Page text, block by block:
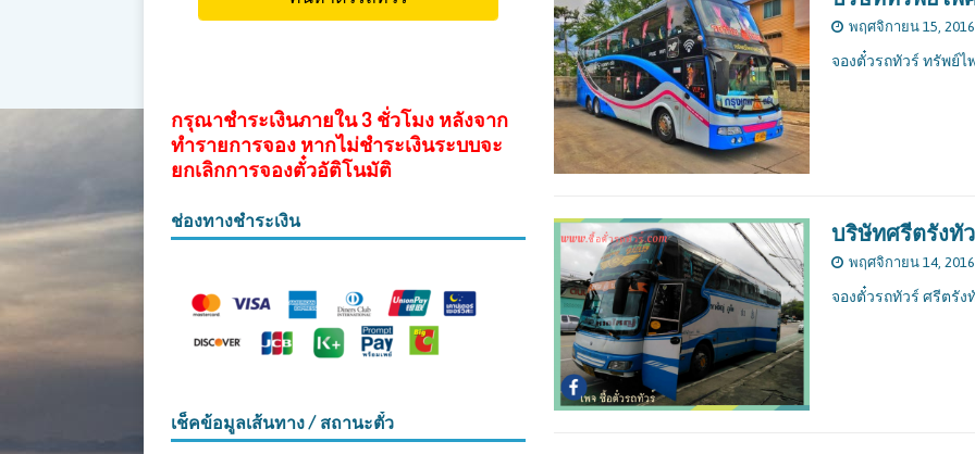
พฤศจิกายน 15, 2016
จองตั๋วรถทัวร์ ทรัพย์ไ
บริษัทศรีตรังทั
พฤศจิกายน 14, 2016
จองตั๋วรถทัวร์ ศรีตรัง
กรุณาชำระเงินภายใน 3 ชั่วโมง หลังจาก
ทำรายการจอง หากไม่ชำระเงินระบบจะ
ยกเลิกการจองตั๋วอัติโนมัติ
ช่องทางชำระเงิน
เช็คข้อมูลเส้นทาง / สถานะตั๋ว